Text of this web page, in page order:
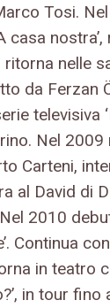
Tosi.
casa
ritorna nelle
da
televisiva
Nel 2009
Carteni,
al David di
2010
Continua
in teatro
in tour